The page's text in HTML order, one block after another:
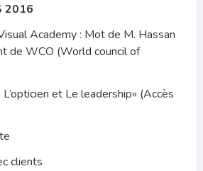
2016
Academy : Mot de M. Hassan
de WCO (World council of
et Le leadership» (Accès
clients